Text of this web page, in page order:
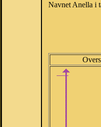
Navnet Anella i